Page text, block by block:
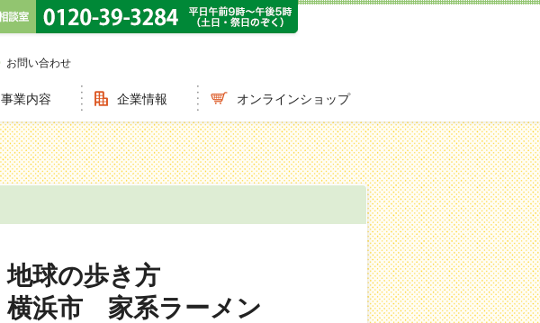
お問い合わせ
事業内容 企業情報 オンラインショップ
地球の歩き方
横浜市 家系ラーメン